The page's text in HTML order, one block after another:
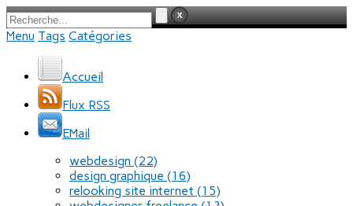
Menu Tags Catégories
Accueil
Flux RSS
EMail
webdesign (22)
design graphique (16)
relooking site internet (15)